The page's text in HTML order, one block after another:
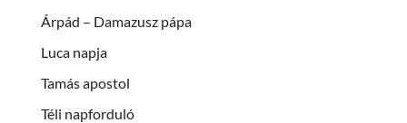
Árpád – Damazusz pápa
Luca napja
Tamás apostol
Téli napforduló